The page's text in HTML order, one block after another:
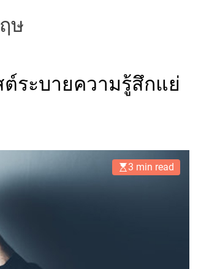
ษ
ระบายความรู้สึกแย่
3 min read